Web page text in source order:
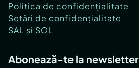
Politica de confidențialitate
Setări de confidențialitate
SAL și SOL
Abonează-te la newsletter